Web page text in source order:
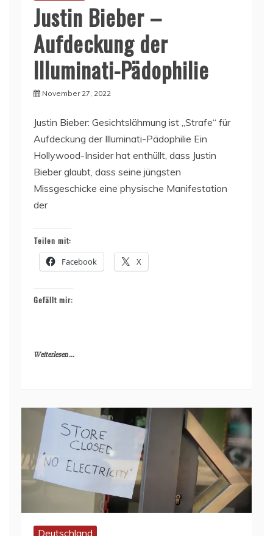
Justin Bieber –
Aufdeckung der
Illuminati-Pädophilie
November 27, 2022
Justin Bieber: Gesichtslähmung ist „Strafe“ für
Aufdeckung der Illuminati-Pädophilie Ein
Hollywood-Insider hat enthüllt, dass Justin
Bieber glaubt, dass seine jüngsten
Missgeschicke eine physische Manifestation
der
Teilen mit:
Facebook X
Gefällt mir:
Weiterlesen ...
Deutschland